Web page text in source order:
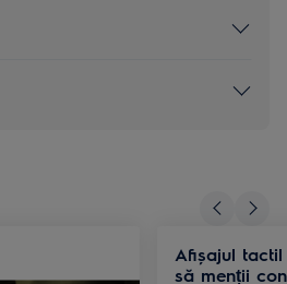
Afișajul
să menții